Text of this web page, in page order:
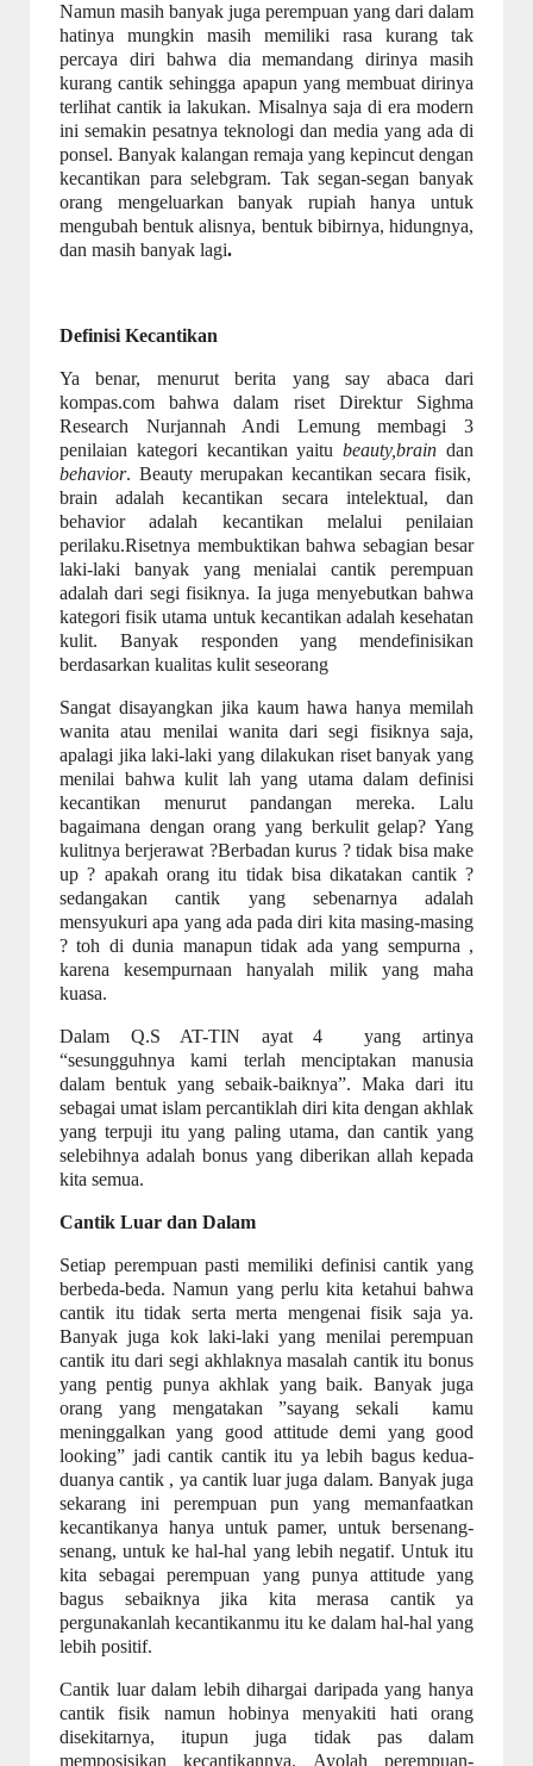
Namun masih banyak juga perempuan yang dari dalam
hatinya mungkin masih memiliki rasa kurang tak
percaya diri bahwa dia memandang dirinya masih
kurang cantik sehingga apapun yang membuat dirinya
terlihat cantik ia lakukan. Misalnya saja di era modern
ini semakin pesatnya teknologi dan media yang ada di
ponsel. Banyak kalangan remaja yang kepincut dengan
kecantikan para selebgram. Tak segan-segan banyak
orang mengeluarkan banyak rupiah hanya untuk
mengubah bentuk alisnya, bentuk bibirnya, hidungnya,
dan masih banyak lagi.
Definisi Kecantikan
Ya benar, menurut berita yang say abaca dari
kompas.com bahwa dalam riset Direktur Sighma
Research Nurjannah Andi Lemung membagi 3
penilaian kategori kecantikan yaitubeauty,braindan
behavior. Beauty merupakan kecantikan secara fisik,
brain adalah kecantikan secara intelektual, dan
behavior adalah kecantikan melalui penilaian
perilaku.Risetnya membuktikan bahwa sebagian besar
laki-laki banyak yang menialai cantik perempuan
adalah dari segi fisiknya. Ia juga menyebutkan bahwa
kategori fisik utama untuk kecantikan adalah kesehatan
kulit. Banyak responden yang mendefinisikan
berdasarkan kualitas kulit seseorang
Sangat disayangkan jika kaum hawa hanya memilah
wanita atau menilai wanita dari segi fisiknya saja,
apalagi jika laki-laki yang dilakukan riset banyak yang
menilai bahwa kulit lah yang utama dalam definisi
kecantikan menurut pandangan mereka. Lalu
bagaimana dengan orang yang berkulit gelap? Yang
kulitnya berjerawat ?Berbadan kurus ? tidak bisa make
up ? apakah orang itu tidak bisa dikatakan cantik ?
sedangakan cantik yang sebenarnya adalah
mensyukuri apa yang ada pada diri kita masing-masing
? toh di dunia manapun tidak ada yang sempurna ,
karena kesempurnaan hanyalah milik yang maha
kuasa.
Dalam Q.S AT-TIN ayat 4
yang artinya
“sesungguhnya kami terlah menciptakan manusia
dalam bentuk yang sebaik-baiknya”. Maka dari itu
sebagai umat islam percantiklah diri kita dengan akhlak
yang terpuji itu yang paling utama, dan cantik yang
selebihnya adalah bonus yang diberikan allah kepada
kita semua.
Cantik Luar dan Dalam
Setiap perempuan pasti memiliki definisi cantik yang
berbeda-beda. Namun yang perlu kita ketahui bahwa
cantik itu tidak serta merta mengenai fisik saja ya.
Banyak juga kok laki-laki yang menilai perempuan
cantik itu dari segi akhlaknya masalah cantik itu bonus
yang pentig punya akhlak yang baik. Banyak juga
orang yang mengatakan ”sayang sekali
kamu
meninggalkan yang good attitude demi yang good
looking” jadi cantik cantik itu ya lebih bagus kedua-
duanya cantik , ya cantik luar juga dalam. Banyak juga
sekarang ini perempuan pun yang memanfaatkan
kecantikanya hanya untuk pamer, untuk bersenang-
senang, untuk ke hal-hal yang lebih negatif. Untuk itu
kita sebagai perempuan yang punya attitude yang
bagus sebaiknya jika kita merasa cantik ya
pergunakanlah kecantikanmu itu ke dalam hal-hal yang
lebih positif.
Cantik luar dalam lebih dihargai daripada yang hanya
cantik fisik namun hobinya menyakiti hati orang
disekitarnya, itupun juga tidak pas dalam
memposisikan kecantikannya. Ayolah perempuan-